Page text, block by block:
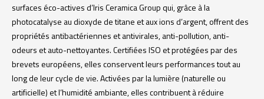
surfaces éco-actives d’Iris Ceramica Group qui, grâce à la
photocatalyse au dioxyde de titane et aux ions d’argent, offrent des
propriétés antibactériennes et antivirales, anti-pollution, anti-
odeurs et auto-nettoyantes. Certifiées ISO et protégées par des
brevets européens, elles conservent leurs performances tout au
long de leur cycle de vie. Activées par la lumière (naturelle ou
artificielle) et l’humidité ambiante, elles contribuent à réduire